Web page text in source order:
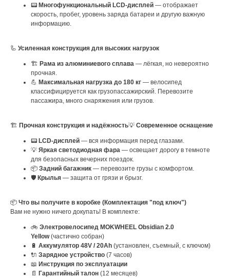
📟 Многофункциональный LCD-дисплей — отображает
скорость, пробег, уровень заряда батареи и другую важную
информацию.
🦾 Усиленная конструкция для высоких нагрузок
🏗 Рама из алюминиевого сплава — лёгкая, но невероятно
прочная.
💪 Максимальная нагрузка до 180 кг — велосипед
классифицируется как грузопассажирский. Перевозите
пассажира, много снаряжения или грузов.
🏗 Прочная конструкция и надёжность💡 Современное оснащение
📟 LCD-дисплей — вся информация перед глазами.
💡 Яркая светодиодная фара — освещает дорогу в темноте
для безопасных вечерних поездок.
📦 Задний багажник — перевозите грузы с комфортом.
🛡 Крылья — защита от грязи и брызг.
📦 Что вы получите в коробке (Комплектация "под ключ")
Вам не нужно ничего докупать! В комплекте:
🚲 Электровелосипед MOKWHEEL Obsidian 2.0
Yellow(частично собран)
🔋 Аккумулятор 48V / 20Ah (установлен, съемный, с ключом)
🔌 Зарядное устройство (7 часов)
📖 Инструкция по эксплуатации
📄 Гарантийный талон (12 месяцев)